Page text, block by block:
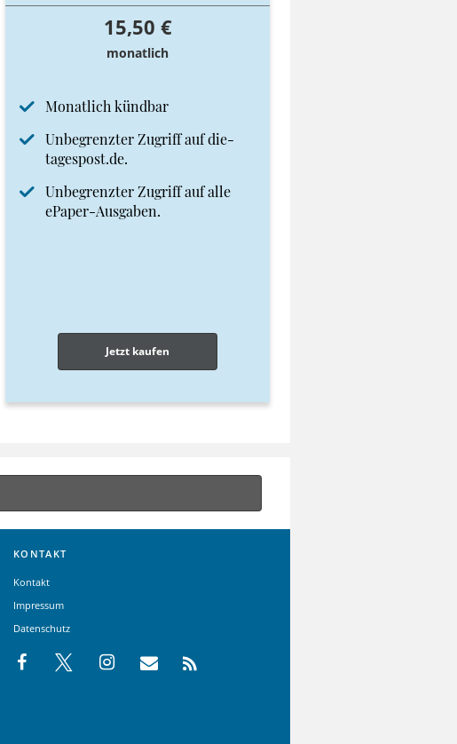
15,50 €
monatlich
Monatlich kündbar
Unbegrenzter Zugriff auf die-
tagespost.de.
Unbegrenzter Zugriff auf alle
ePaper-Ausgaben.
Jetzt kaufen
KONTAKT
Kontakt
Impressum
Datenschutz